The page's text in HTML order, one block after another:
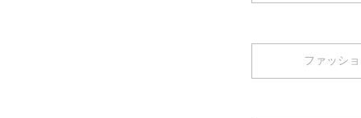
ファッシ